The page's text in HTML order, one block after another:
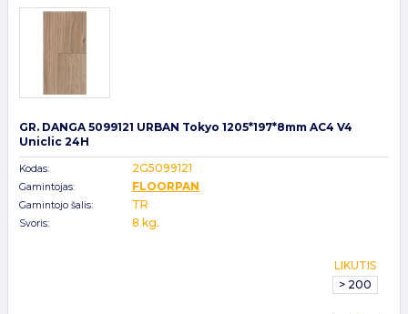
GR. DANGA 5099121 URBAN Tokyo 1205*197*8mm AC4 V4
Uniclic 24H
Kodas: 2G5099121
Gamintojas: FLOORPAN
Gamintojo šalis: TR
Svoris: 8 kg.
LIKUTIS
> 200